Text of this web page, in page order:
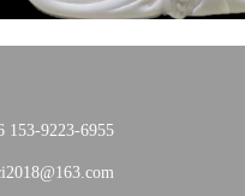
153-9223-6955